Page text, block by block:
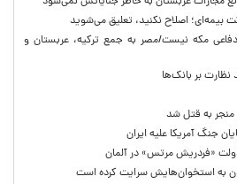
مکه نیست/مصر به جمع ترکیه، عربستان و
بر بانک‌ها
منجر به قتل شد
جنگ آمریکا علیه ایران
«فردریش مرتس» در آلمان
به استخوان‌هایش سرایت کرده است